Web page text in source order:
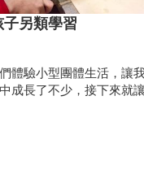
另類學習
體驗小型團體生活，讓
成長了不少，接下來就